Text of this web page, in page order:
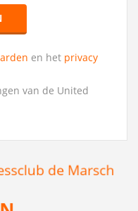
en het privacy
van de United